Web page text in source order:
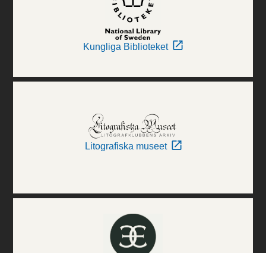
Kungliga Biblioteket
Litografiska museet